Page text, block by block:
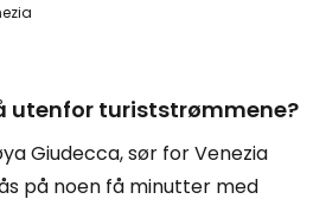
utenfor turiststrømmene?
Giudecca, sør for Venezia
på noen få minutter med